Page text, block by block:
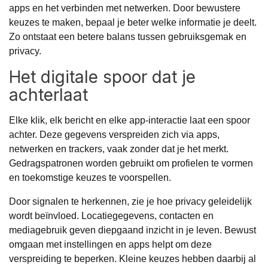
apps en het verbinden met netwerken. Door bewustere
keuzes te maken, bepaal je beter welke informatie je deelt.
Zo ontstaat een betere balans tussen gebruiksgemak en
privacy.
Het digitale spoor dat je
achterlaat
Elke klik, elk bericht en elke app-interactie laat een spoor
achter. Deze gegevens verspreiden zich via apps,
netwerken en trackers, vaak zonder dat je het merkt.
Gedragspatronen worden gebruikt om profielen te vormen
en toekomstige keuzes te voorspellen.
Door signalen te herkennen, zie je hoe privacy geleidelijk
wordt beïnvloed. Locatiegegevens, contacten en
mediagebruik geven diepgaand inzicht in je leven. Bewust
omgaan met instellingen en apps helpt om deze
verspreiding te beperken. Kleine keuzes hebben daarbij al